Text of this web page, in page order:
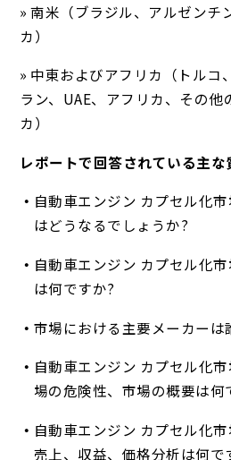
» 南米（ブラジル、アルゼンチ
カ）
» 中東およびアフリカ（トルコ
ラン、UAE、アフリカ、その他
カ）
レポートで回答されている主な
自動車エンジン カプセル化
はどうなるでしょうか?
自動車エンジン カプセル化
は何ですか?
市場における主要メーカーは
自動車エンジン カプセル化
場の危険性、市場の概要は何
自動車エンジン カプセル化
売上、収益、価格分析は何で